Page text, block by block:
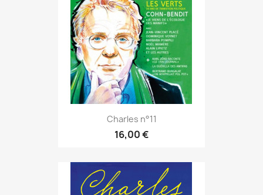
Charles n°11
16,00 €